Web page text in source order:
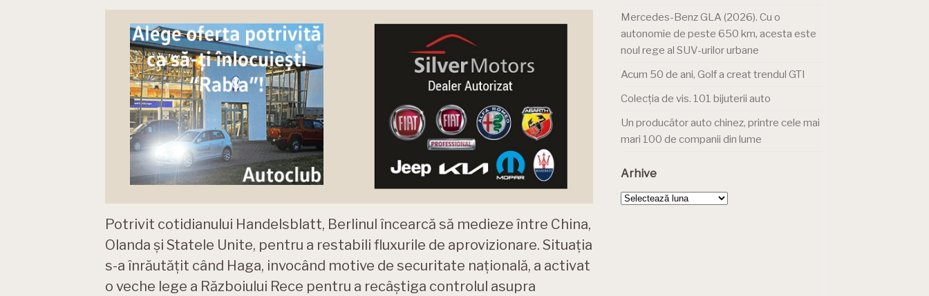
Potrivit cotidianului Handelsblatt, Berlinul încearcă să medieze între China,
Olanda și Statele Unite, pentru a restabili fluxurile de aprovizionare. Situația
s-a înrăutățit când Haga, invocând motive de securitate națională, a activat
o veche lege a Războiului Rece pentru a recâștiga controlul asupra
Mercedes-Benz GLA (2026). Cu o
autonomie de peste 650 km, acesta este
noul rege al SUV-urilor urbane
Acum 50 de ani, Golf a creat trendul GTI
Colecția de vis. 101 bijuterii auto
Un producător auto chinez, printre cele mai
mari 100 de companii din lume
Arhive
Arhive